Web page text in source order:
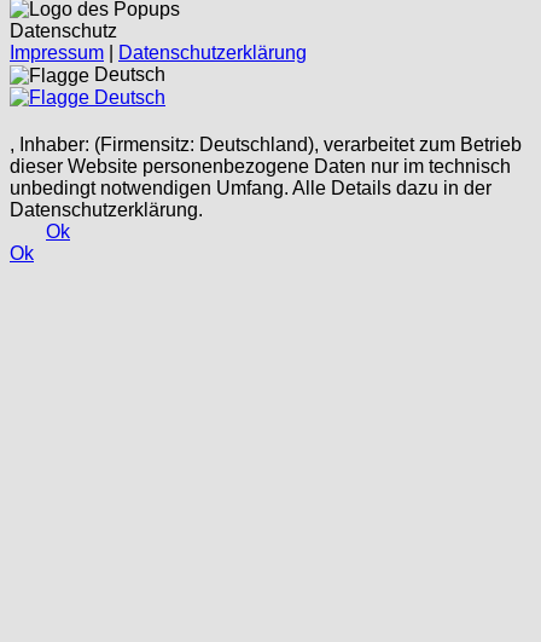
Datenschutz
Impressum
Datenschutzerklärung
Deutsch
Deutsch
, Inhaber: (Firmensitz: Deutschland), verarbeitet zum Betrieb
dieser Website personenbezogene Daten nur im technisch
unbedingt notwendigen Umfang. Alle Details dazu in der
Datenschutzerklärung.
Ok
Ok